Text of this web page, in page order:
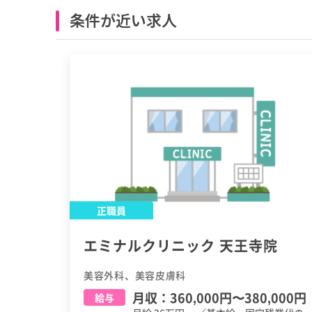
条件が近い求人
正職員
エミナルクリニック 天王寺院
美容外科、美容皮膚科
給与
月収： 360,000円〜380,000円